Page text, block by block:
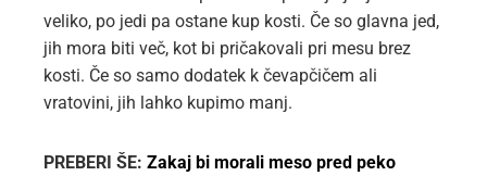
veliko, po jedi pa ostane kup kosti. Če so glavna jed,
jih mora biti več, kot bi pričakovali pri mesu brez
kosti. Če so samo dodatek k čevapčičem ali
vratovini, jih lahko kupimo manj.
PREBERI ŠE: Zakaj bi morali meso pred peko